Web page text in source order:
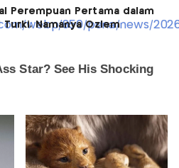
Perempuan Pertama dalam
Turki, Namanya Ozlem